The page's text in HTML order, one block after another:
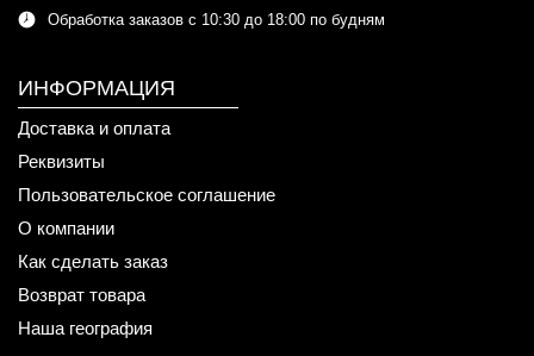
Обработка заказов с 10:30 до 18:00 по будням
ИНФОРМАЦИЯ
Доставка и оплата
Реквизиты
Пользовательское соглашение
О компании
Как сделать заказ
Возврат товара
Наша география